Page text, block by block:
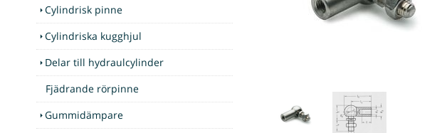
Cylindrisk pinne
Cylindriska kugghjul
Delar till hydraulcylinder
Fjädrande rörpinne
Gummidämpare